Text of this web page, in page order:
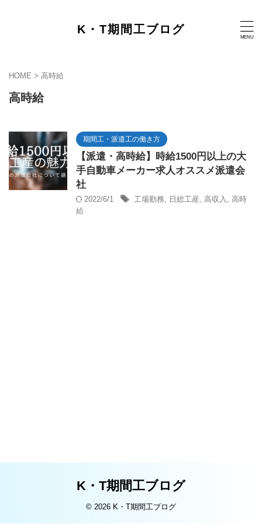
K・T期間工ブログ
HOME > 高時給
高時給
期間工・派遣工の働き方
【派遣・高時給】時給1500円以上の大
手自動車メーカー求人オススメ派遣会
社
2022/6/1 工場勤務, 日総工産, 高収入 , 高時
給
K・T期間工ブログ
© 2026 K・T期間工ブログ